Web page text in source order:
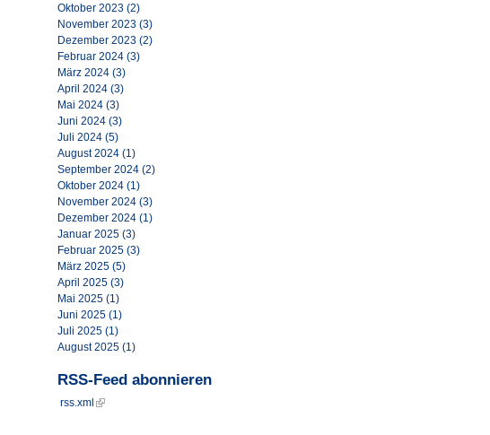
Oktober 2023 (2)
November 2023 (3)
Dezember 2023 (2)
Februar 2024 (3)
März 2024 (3)
April 2024 (3)
Mai 2024 (3)
Juni 2024 (3)
Juli 2024 (5)
August 2024 (1)
September 2024 (2)
Oktober 2024 (1)
November 2024 (3)
Dezember 2024 (1)
Januar 2025 (3)
Februar 2025 (3)
März 2025 (5)
April 2025 (3)
Mai 2025 (1)
Juni 2025 (1)
Juli 2025 (1)
August 2025 (1)
RSS-Feed abonnieren
rss.xml